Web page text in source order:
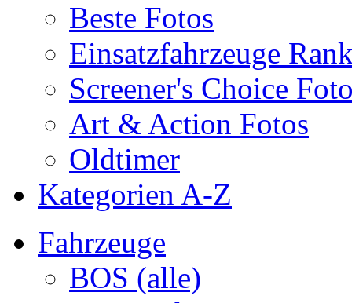
Beste Fotos
Einsatzfahrzeuge
Screener's Choice
Art & Action Fotos
Oldtimer
Kategorien A-Z
Fahrzeuge
BOS (alle)